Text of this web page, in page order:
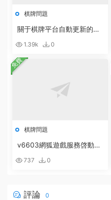
棋牌問題
關于棋牌平台自動更新的說
1.39k 0
棋牌問題
v6603網狐遊戲服務啓動配
737 0
免費
評論 0